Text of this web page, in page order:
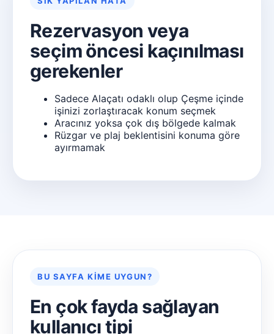
Rezervasyon veya
seçim öncesi kaçınılması
gerekenler
Sadece Alaçatı odaklı olup Çeşme içinde
işinizi zorlaştıracak konum seçmek
Aracınız yoksa çok dış bölgede kalmak
Rüzgar ve plaj beklentisini konuma göre
ayırmamak
BU SAYFA KIME UYGUN?
En çok fayda sağlayan
kullanıcı tipi